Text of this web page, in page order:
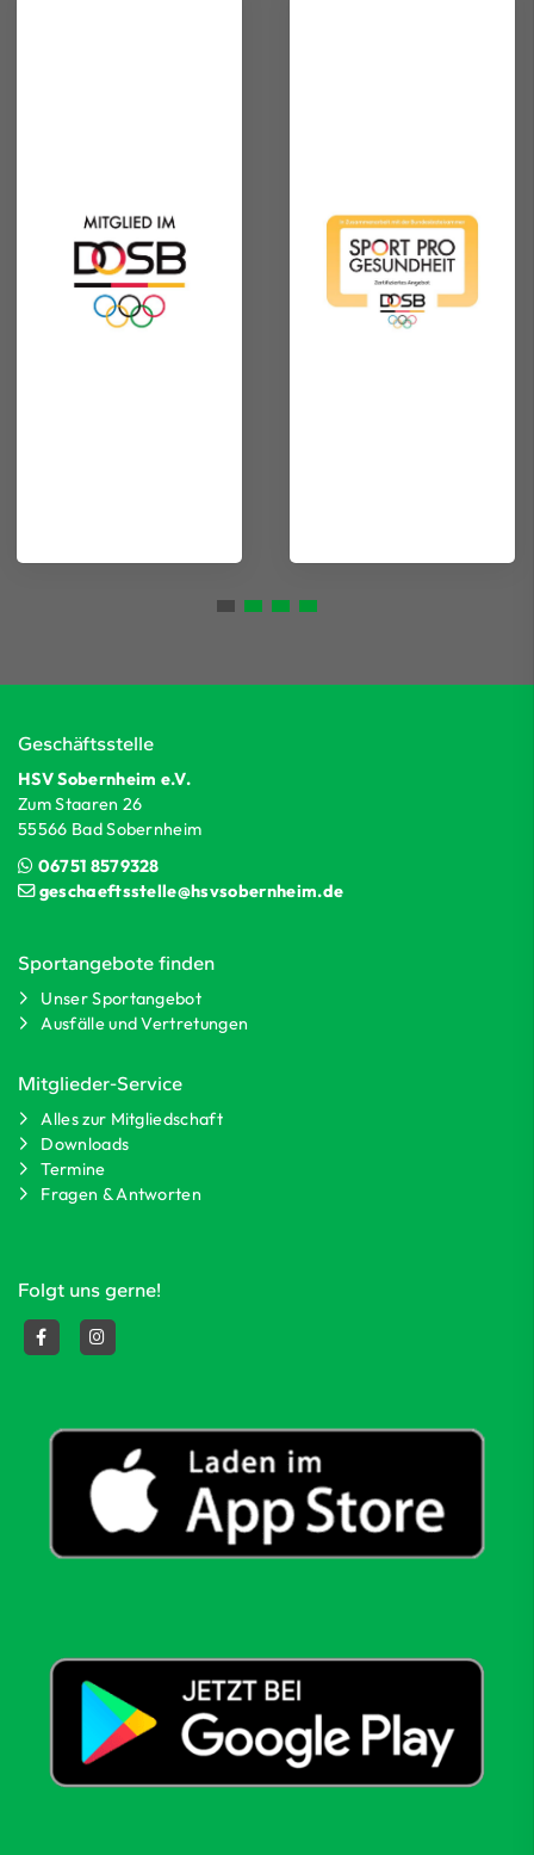
Geschäftsstelle
HSV Sobernheim e.V.
Zum Staaren 26
55566 Bad Sobernheim
06751 8579328
geschaeftsstelle@hsvsobernheim.de
Sportangebote finden
Unser Sportangebot
Ausfälle und Vertretungen
Mitglieder-Service
Alles zur Mitgliedschaft
Downloads
Termine
Fragen & Antworten
Folgt uns gerne!